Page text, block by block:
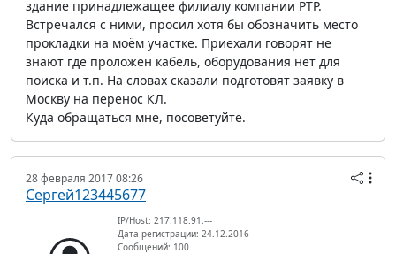
здание принадлежащее филиалу компании РТР.
Встречался с ними, просил хотя бы обозначить место
прокладки на моём участке. Приехали говорят не
знают где проложен кабель, оборудования нет для
поиска и т.п. На словах сказали подготовят заявку в
Москву на перенос КЛ.
Куда обращаться мне, посоветуйте.
28 февраля 2017 08:26
Сергей123445677
IP/Host: 217.118.91.---
Дата регистрации: 24.12.2016
Сообщений: 100